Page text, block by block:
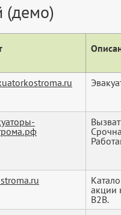
(демо)
акции
B2B.